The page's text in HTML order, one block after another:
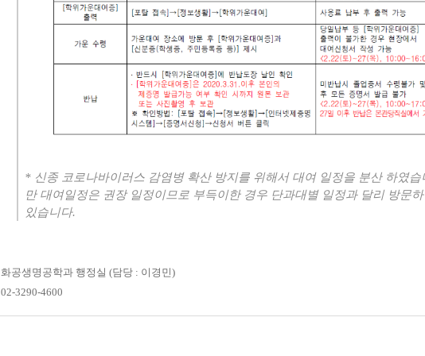
* 신종 코로나바이러스 감염병 확산 방지를 위해서 대여 일정을 분산 하였습
만 대여일정은 권장 일정이므로 부득이한 경우 단과대별 일정과 달리 방문
있습니다.
화공생명공학과 행정실 (담당 : 이경민)
02-3290-4600